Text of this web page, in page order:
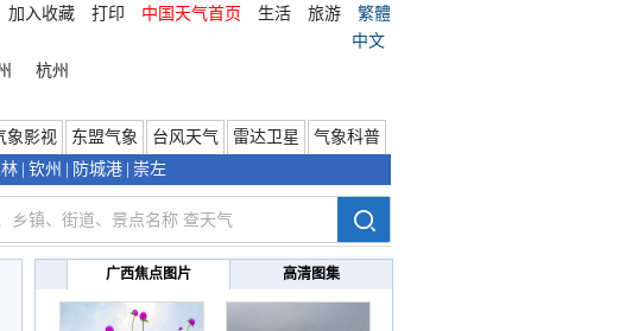
加入收藏 打印 中国天气首页 生活 旅游
繁體
中文
杭州
象影视 东盟气象 台风天气 雷达卫星
气象科普
钦州 防城港 崇左
广西焦点图片 高清图集